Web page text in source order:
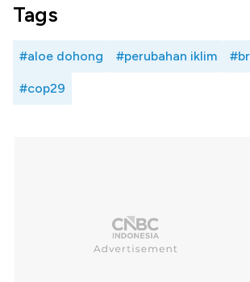
Tags
#aloe dohong #perubahan iklim
#cop29